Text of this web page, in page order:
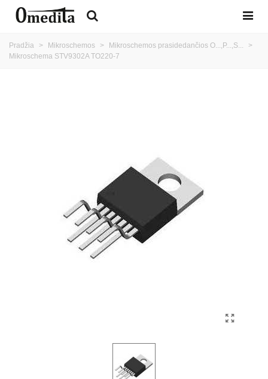
Pradžia > Mikroschemos > Mikroschemos prasidedančios O...,P...,S...
>
Mikroschema STV9302A TO220-7